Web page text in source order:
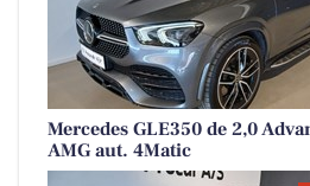
Mercedes GLE350 de 2,0
AMG aut. 4Matic